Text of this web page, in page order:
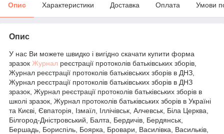
Опис Характеристики Доставка Оплата Умови
Опис
У нас Ви можете швидко і вигідно скачати купити форма
зразок Журнал реєстрації протоколів батьківських зборів,
Журнал реєстрації протоколів батьківських зборів в ДНЗ,
Журнал реєстрації протоколів батьківських зборів в ДНЗ
зразок, Журнал реєстрації протоколів батьківських зборів в
школі зразок, Журнал протоколів батьківських зборів в Україні
та Києві, Євпаторія, Ізмаїл, Іллічівськ, Алчевськ, Біла Церква,
Білгород-Дністровський, Балта, Бердичів, Бердянськ,
Бершадь, Бориспіль, Боярка, Бровари, Василівка, Васильків,